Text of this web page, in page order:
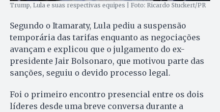
Trump, Lula e suas respectivas equipes | Foto: Ricardo Stuckert/PR
Segundo o Itamaraty, Lula pediu a suspensão
temporária das tarifas enquanto as negociações
avançam e explicou que o julgamento do ex-
presidente Jair Bolsonaro, que motivou parte das
sanções, seguiu o devido processo legal.
Foi o primeiro encontro presencial entre os dois
líderes desde uma breve conversa durante a